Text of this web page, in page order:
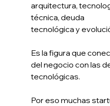
arquitectura,
técnica, deuda
tecnológica y
Es la figura que
del negocio con las
tecnológicas.
Por eso muchas